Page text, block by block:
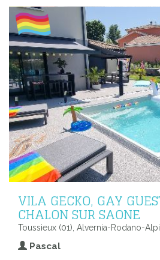
VILA GECKO, GAY
CHALON SUR SAONE
Toussieux (01), Alvernia-Rodano-
Pascal